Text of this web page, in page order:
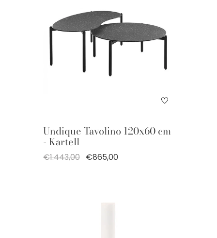
Undique Tavolino 120x60 cm
- Kartell
€1.443,00 €865,00